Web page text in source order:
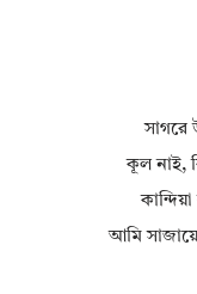
সাগরে
কূল নাই,
আমি সাজায়ে